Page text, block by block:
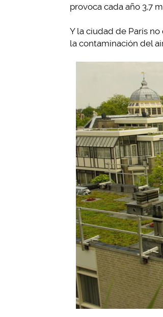
provoca cada año 3,7
Y la ciudad de París
la contaminación del